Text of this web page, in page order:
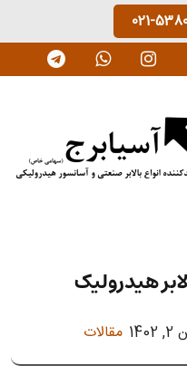
021-
هیدرولیک
مقالات